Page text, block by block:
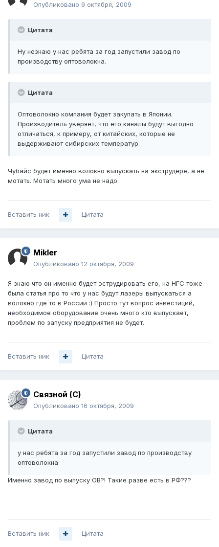
Опубликовано 9 октября, 2009
Цитата
Ну незнаю у нас ребята за год запустили завод по
производству оптоволокна.
Цитата
Оптоволокно компания будет закупать в Японии.
Производитель уверяет, что его каналы будут выгодно
отличаться, к примеру, от китайских, которые не
выдерживают сибирских температур.
Чубайс будет именно волокно выпускать на экструдере, а не
мотать. Мотать много ума не надо.
Вставить ник Цитата
Mikler
Опубликовано 12 октября, 2009
Я знаю что он именно будет эструдировать его, на НГС тоже
была статья про то что у нас будут лазеры выпускаться а
волокно где то в России :) Просто тут вопрос инвестиций,
необходимое оборудование очень много кто выпускает,
проблем по запуску предприятия не будет.
Вставить ник Цитата
Связной (С)
Опубликовано 16 октября, 2009
Цитата
у нас ребята за год запустили завод по производству
оптоволокна
Именно завод по выпуску ОВ?! Такие разве есть в РФ???
Вставить ник Цитата